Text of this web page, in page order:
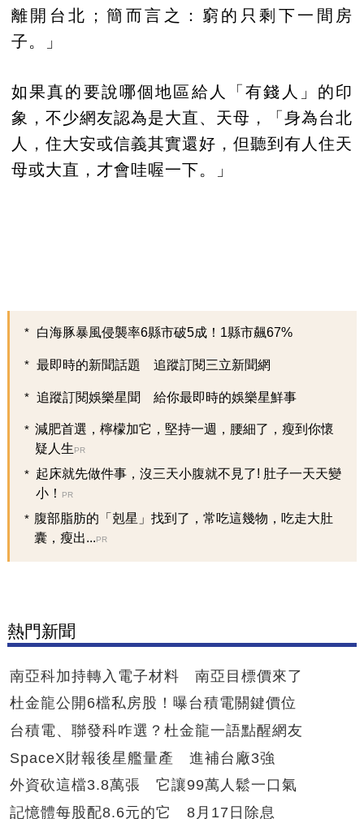
離開台北；簡而言之：窮的只剩下一間房
子。」
如果真的要說哪個地區給人「有錢人」的印
象，不少網友認為是大直、天母，「身為台北
人，住大安或信義其實還好，但聽到有人住天
母或大直，才會哇喔一下。」
白海豚暴風侵襲率6縣市破5成！1縣市飆67%
最即時的新聞話題 追蹤訂閱三立新聞網
追蹤訂閱娛樂星聞 給你最即時的娛樂星鮮事
減肥首選，檸檬加它，堅持一週，腰細了，瘦到你懷
疑人生PR
起床就先做件事，沒三天小腹就不見了! 肚子一天天變
小！
PR
腹部脂肪的「剋星」找到了，常吃這幾物，吃走大肚
囊，瘦出...PR
熱門新聞
南亞科加持轉入電子材料 南亞目標價來了
杜金龍公開6檔私房股！曝台積電關鍵價位
台積電、聯發科咋選？杜金龍一語點醒網友
SpaceX財報後星艦量產 進補台廠3強
外資砍這檔3.8萬張 它讓99萬人鬆一口氣
記憶體每股配8.6元的它 8月17日除息